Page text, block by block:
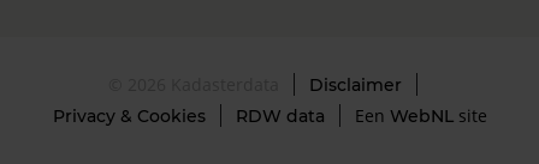
Disclaimer
Privacy & Cookies
RDW data Een WebNLsite